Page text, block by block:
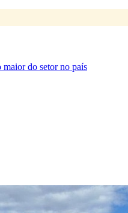
do setor no país